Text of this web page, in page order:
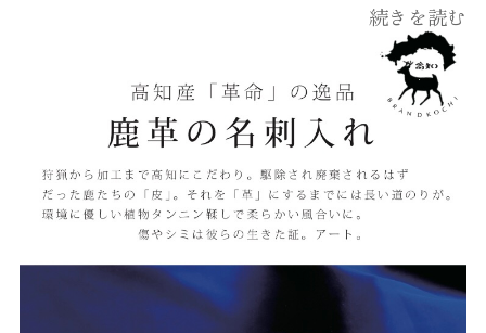
続きを読む